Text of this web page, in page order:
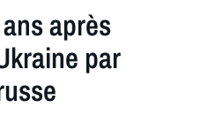
après
par